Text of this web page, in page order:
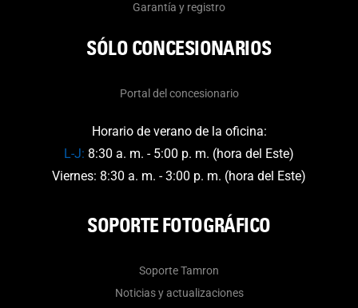
Garantía y registro
SÓLO CONCESIONARIOS
Portal del concesionario
Horario de verano de la oficina:
L-J: 8:30 a. m. - 5:00 p. m. (hora del Este)
Viernes: 8:30 a. m. - 3:00 p. m. (hora del Este)
SOPORTE FOTOGRÁFICO
Soporte Tamron
Noticias y actualizaciones